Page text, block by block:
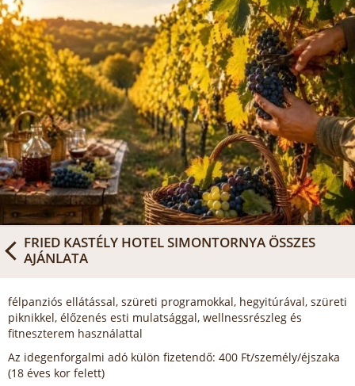
FRIED KASTÉLY HOTEL SIMONTORNYA ÖSSZES
AJÁNLATA
félpanziós ellátással, szüreti programokkal, hegyitúrával, szüreti
piknikkel, élőzenés esti mulatsággal, wellnessrészleg és
fitneszterem használattal
Az idegenforgalmi adó külön fizetendő: 400 Ft/személy/éjszaka
(18 éves kor felett)